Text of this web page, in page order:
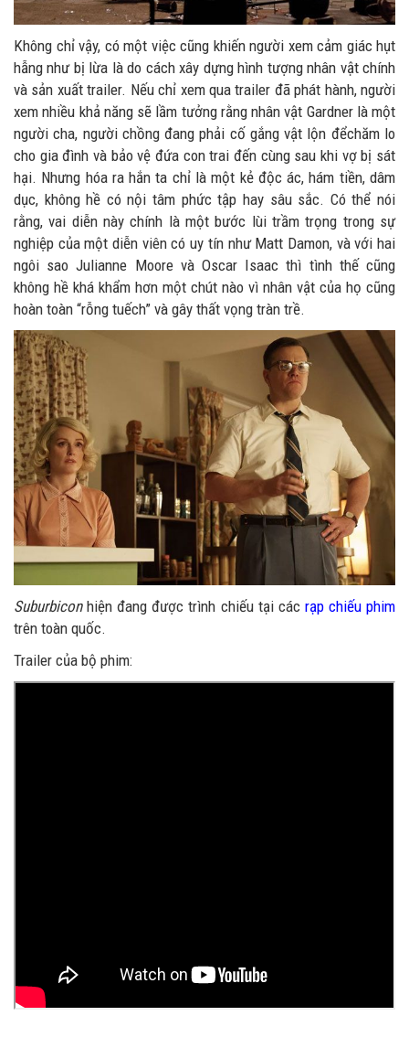
Không chỉ vậy, có một việc cũng khiến người xem cảm giác hụt
hẫng như bị lừa là do cách xây dựng hình tượng nhân vật chính
và sản xuất trailer. Nếu chỉ xem qua trailer đã phát hành, người
xem nhiều khả năng sẽ lầm tưởng rằng nhân vật Gardner là một
người cha, người chồng đang phải cố gắng vật lộn đểchăm lo
cho gia đình và bảo vệ đứa con trai đến cùng sau khi vợ bị sát
hại. Nhưng hóa ra hắn ta chỉ là một kẻ độc ác, hám tiền, dâm
dục, không hề có nội tâm phức tập hay sâu sắc. Có thể nói
rằng, vai diễn này chính là một bước lùi trầm trọng trong sự
nghiệp của một diễn viên có uy tín như Matt Damon, và với hai
ngôi sao Julianne Moore và Oscar Isaac thì tình thế cũng
không hề khá khẩm hơn một chút nào vì nhân vật của họ cũng
hoàn toàn “rỗng tuếch” và gây thất vọng tràn trề.
Suburbiconhiện đang được trình chiếu tại các rạp chiếu phim
trên toàn quốc.
Trailer của bộ phim: